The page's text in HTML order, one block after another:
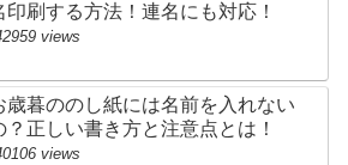
印刷する方法！連名にも対応！
views
歳暮ののし紙には名前を入れない
？正しい書き方と注意点とは！
views